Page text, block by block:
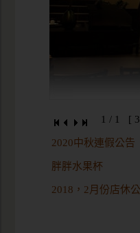
1 / 1 [
2020中秋連假公告
胖胖水果杯
2018，2月份店休